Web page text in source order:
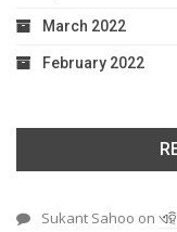
March 2022
February 2022
Sukant Sahoo on